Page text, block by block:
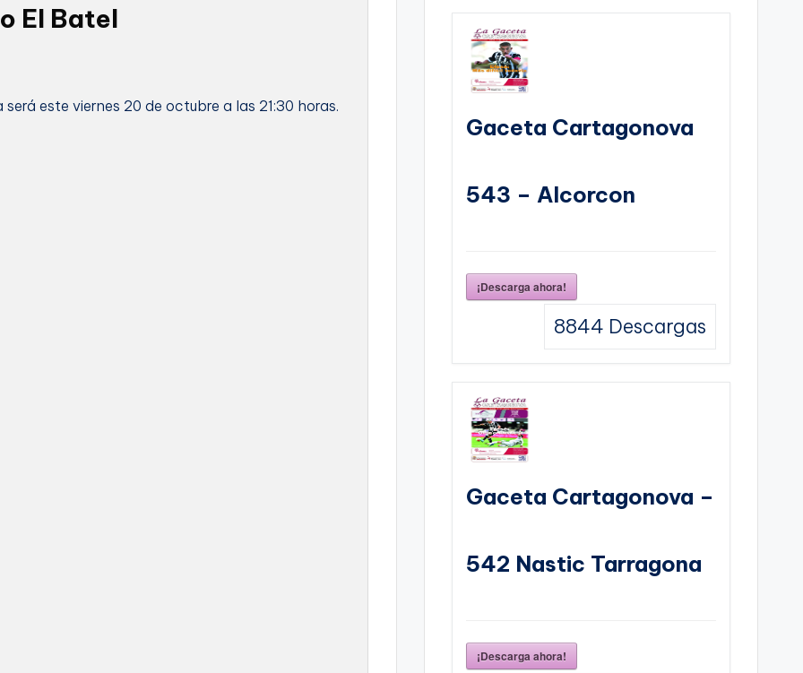
El Batel
este viernes 20 de octubre a las 21:30 horas.
Gaceta Cartagonova
543 – Alcorcon
¡Descarga ahora!
8844 Descargas
Gaceta Cartagonova –
542 Nastic Tarragona
¡Descarga ahora!